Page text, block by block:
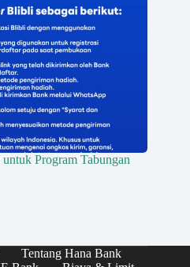
Program Tabungan
Tentang Hana Bank